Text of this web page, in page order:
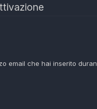
email che hai inserito